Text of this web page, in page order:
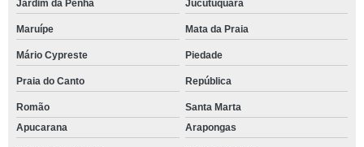
Jardim da Penha Jucutuquara
Maruípe Mata da Praia
Mário Cypreste Piedade
Praia do Canto República
Romão
Santa Marta
Apucarana
Arapongas